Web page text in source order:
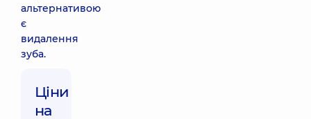
альтернативою
є
видалення
зуба.
Ціни
на